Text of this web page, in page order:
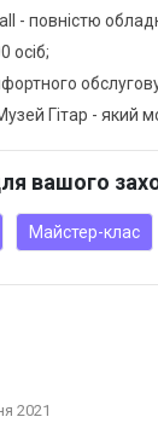
- повністю
осіб;
Гітар -
вашого
Майстер-клас
2021